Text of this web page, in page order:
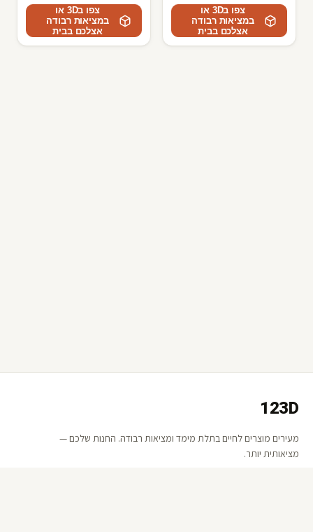
צפו ב3D או
במציאות רבודה
אצלכם בבית
צפו ב3D או
במציאות רבודה
אצלכם בבית
123D
מעירים מוצרים לחיים בתלת מימד ומציאות רבודה. החנות שלכם —
מציאותית יותר.